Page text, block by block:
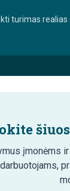
turimas
įmonėms